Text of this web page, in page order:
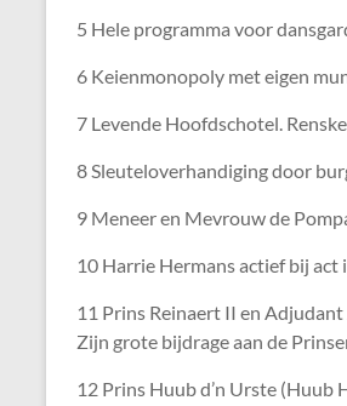
5 Hele programma voor
6 Keienmonopoly met eigen
7 Levende Hoofdschotel.
8 Sleuteloverhandiging door
9 Meneer en Mevrouw de
10 Harrie Hermans actief bij act
11 Prins Reinaert II en
Zijn grote bijdrage aan de
12 Prins Huub d’n Urste (Huub